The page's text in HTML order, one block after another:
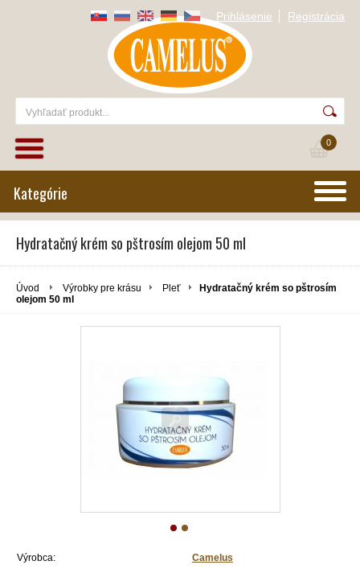
Prihlásenie Registrácia
0
Kategórie
Hydratačný krém so pštrosím olejom 50 ml
Úvod Výrobky pre krásu Pleť
Hydratačný krém so pštrosím
olejom 50 ml
Výrobca: Camelus